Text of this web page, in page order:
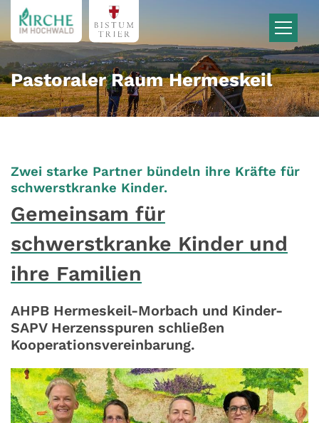
Zum Inhalt springen
Pastoraler Raum Hermeskeil
Zwei starke Partner bündeln ihre Kräfte für
schwerstkranke Kinder.:
Gemeinsam für
schwerstkranke Kinder und
ihre Familien
AHPB Hermeskeil-Morbach und Kinder-
SAPV Herzensspuren schließen
Kooperationsvereinbarung.